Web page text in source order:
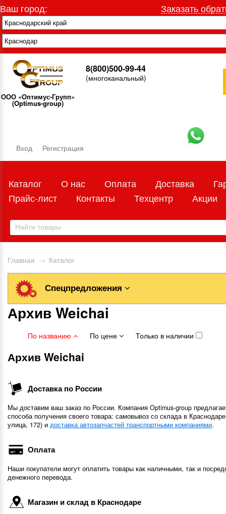
Ваш город: Заказать
ООО «Оптимус-Групп»
(Optimus-group)
8(800)500-99-44
(многоканальный)
Вход Регистрация
Каталог О нас Оплата Доставка
Прайс-лист
Контакты Техцентр Акции
Главная → Каталог
Спецпредложения
Архив Weichai
По названию По цене Только в наличии
Архив Weichai
Доставка по России
Мы доставим ваш заказ по России. Компания Optimus-group
способа получения своего товара: самовывоз со склада в
улица, 172) и доставка автозапчастей транспортными компаниями.
Оплата
Наши покупатели могут оплатить товары как наличными, так и
денежного перевода.
Магазин и склад в Краснодаре